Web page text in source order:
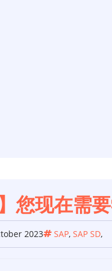
您现在需
2023 SAP, SAP SD,